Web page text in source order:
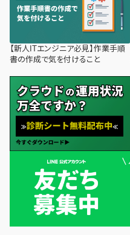
【新人ITエンジニア必見】作業手順
書の作成で気を付けること